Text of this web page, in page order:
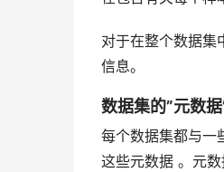
对于在整个数据集
信息。
数据集的”元数据
每个数据集都与一
这些元数据 。元